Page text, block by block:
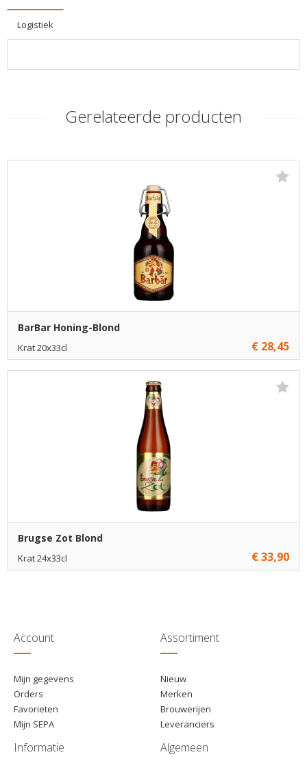
Logistiek
Gerelateerde producten
BarBar Honing-Blond
Krat 20x33cl € 28,45
Brugse Zot Blond
Krat 24x33cl € 33,90
Account
Mijn gegevens
Orders
Favorieten
Mijn SEPA
Assortiment
Nieuw
Merken
Brouwerijen
Leveranciers
Informatie Algemeen